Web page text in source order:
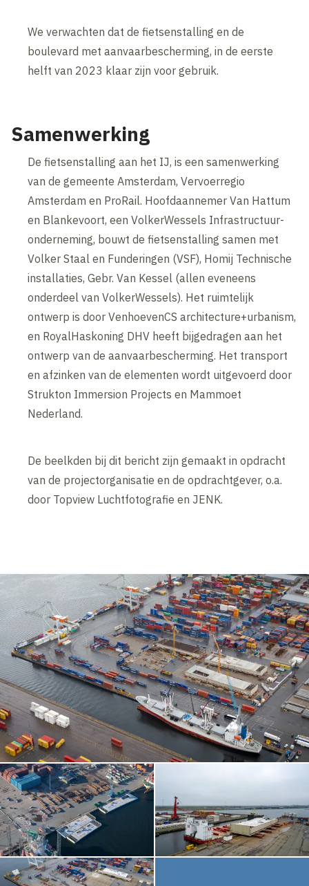
We verwachten dat de fietsenstalling en de
boulevard met aanvaarbescherming, in de eerste
helft van 2023 klaar zijn voor gebruik.
Samenwerking
De fietsenstalling aan het IJ, is een samenwerking
van de gemeente Amsterdam, Vervoerregio
Amsterdam en ProRail. Hoofdaannemer Van Hattum
en Blankevoort, een VolkerWessels Infrastructuur-
onderneming, bouwt de fietsenstalling samen met
Volker Staal en Funderingen (VSF), Homij Technische
installaties, Gebr. Van Kessel (allen eveneens
onderdeel van VolkerWessels). Het ruimtelijk
ontwerp is door VenhoevenCS architecture+urbanism,
en RoyalHaskoning DHV heeft bijgedragen aan het
ontwerp van de aanvaarbescherming. Het transport
en afzinken van de elementen wordt uitgevoerd door
Strukton Immersion Projects en Mammoet
Nederland.
De beelkden bij dit bericht zijn gemaakt in opdracht
van de projectorganisatie en de opdrachtgever, o.a.
door Topview Luchtfotografie en JENK.